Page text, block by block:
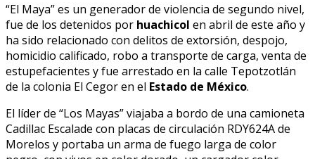
“El Maya” es un generador de violencia de segundo nivel,
fue de los detenidos por huachicol en abril de este año y
ha sido relacionado con delitos de extorsión, despojo,
homicidio calificado, robo a transporte de carga, venta de
estupefacientes y fue arrestado en la calle Tepotzotlán
de la colonia El Cegor en el Estado de México.
El líder de “Los Mayas” viajaba a bordo de una camioneta
Cadillac Escalade con placas de circulación RDY624A de
Morelos y portaba un arma de fuego larga de color